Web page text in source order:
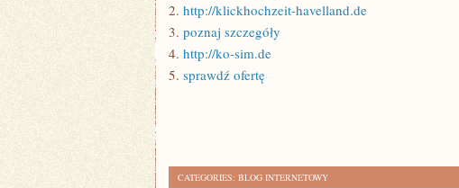
2. http://klickhochzeit-havelland.de
3. poznaj szczegóły
4. http://ko-sim.de
5. sprawdź ofertę
CATEGORIES: BLOG INTERNETOWY